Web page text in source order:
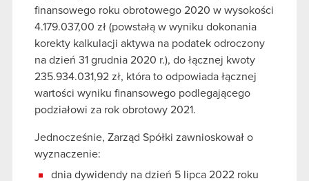
finansowego roku obrotowego 2020 w wysokości
4.179.037,00 zł (powstałą w wyniku dokonania
korekty kalkulacji aktywa na podatek odroczony
na dzień 31 grudnia 2020 r.), do łącznej kwoty
235.934.031,92 zł, która to odpowiada łącznej
wartości wyniku finansowego podlegającego
podziałowi za rok obrotowy 2021.
Jednocześnie, Zarząd Spółki zawnioskował o
wyznaczenie:
dnia dywidendy na dzień 5 lipca 2022 roku